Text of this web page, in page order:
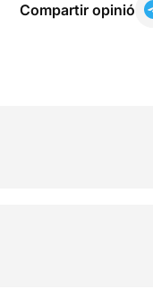
Compartir opinió